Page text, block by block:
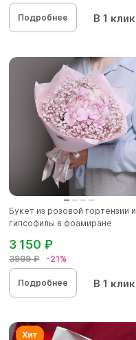
Подробнее В 1 клик
Букет из розовой гортензии и
гипсофилы в фоамиране
3999 ₽ -21%
3 150 ₽
Подробнее В 1 клик